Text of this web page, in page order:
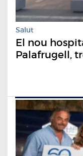
Salut
El nou
Palafrugell,